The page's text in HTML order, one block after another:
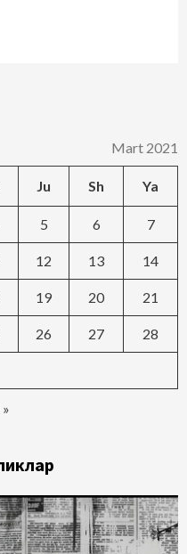
Mart 2021
Ju Sh Ya
5 6 7
12 13 14
19 20 21
26 27 28